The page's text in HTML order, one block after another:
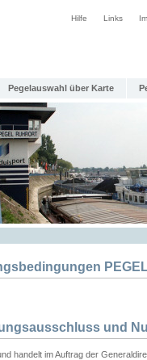
Hilfe Links
Pegelauswahl über Karte
und
handelt im Auftrag der